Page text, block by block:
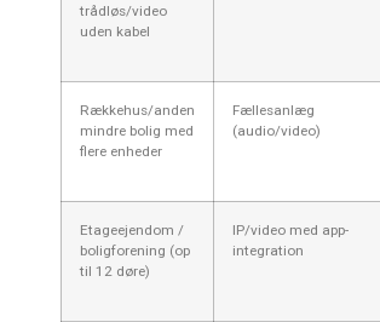
trådløs/video
uden kabel
Rækkehus/anden
mindre bolig med
flere enheder
Fællesanlæg
(audio/video)
Etageejendom /
boligforening (op
til 12 døre)
IP/video med app-
integration